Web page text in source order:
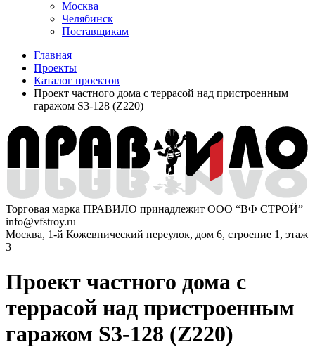
Москва
Челябинск
Поставщикам
Главная
Проекты
Каталог проектов
Проект частного дома с террасой над пристроенным
гаражом S3-128 (Z220)
Торговая марка ПРАВИЛО принадлежит ООО “ВФ СТРОЙ”
info@vfstroy.ru
Москва, 1-й Кожевнический переулок, дом 6, строение 1, этаж
3
Проект частного дома с
террасой над пристроенным
гаражом S3-128 (Z220)